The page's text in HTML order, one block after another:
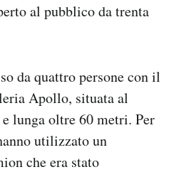
al pubblico da trenta
da quattro persone con il
Apollo, situata al
lunga oltre 60 metri. Per
utilizzato un
che era stato